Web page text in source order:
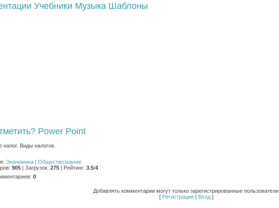
Учебники Музыка Шаблоны
Power Point
налог. Виды налогов.
: Экономика | Обществознание
: 905 | Загрузок: 275 | Рейтинг: 3.5/4
: 0
Добавлять комментарии могут только зарегистрированные пользователи.
[ Регистрация | Вход ]